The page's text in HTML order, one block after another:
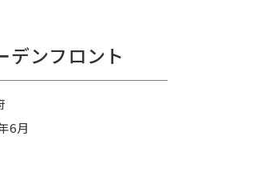
デンフロント
6月